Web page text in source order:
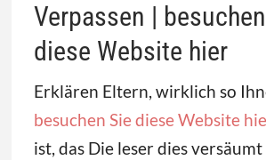
Verpassen |
diese Website hier
Erklären Eltern, wirklich so
besuchen Sie diese Website
ist, das Die leser dies